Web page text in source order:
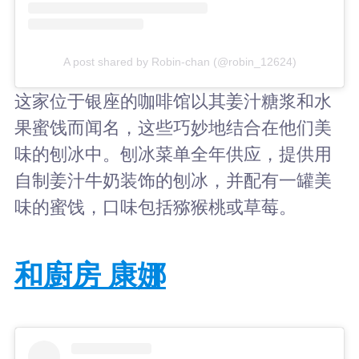
A post shared by Robin-chan (@robin_12624)
这家位于银座的咖啡馆以其姜汁糖浆和水
果蜜饯而闻名，这些巧妙地结合在他们美
味的刨冰中。刨冰菜单全年供应，提供用
自制姜汁牛奶装饰的刨冰，并配有一罐美
味的蜜饯，口味包括猕猴桃或草莓。
和廚房 康娜